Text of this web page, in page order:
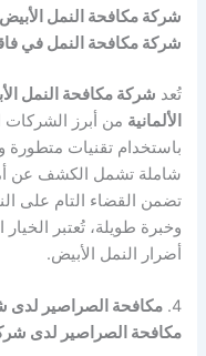
شركة مكافحة النمل
شركة مكافحة النمل في
تُعد شركة مكافحة النمل
الألمانية من أبرز
باستخدام تقنيات متطورة
شاملة تشمل الكشف عن
تضمن القضاء التام على
وخبرة طويلة، تُعتبر
أضرار النمل الأبيض.
4. مكافحة الصراصير
مكافحة الصراصير لدى